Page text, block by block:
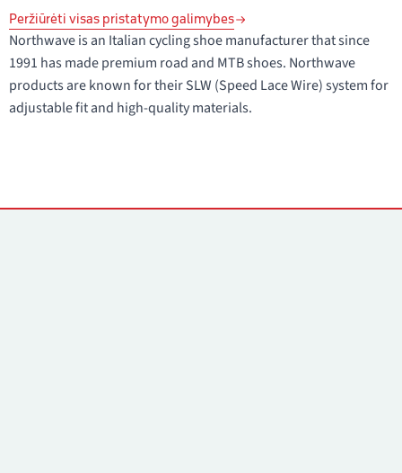
Peržiūrėti visas pristatymo galimybes
Northwave is an Italian cycling shoe manufacturer that since
1991 has made premium road and MTB shoes. Northwave
products are known for their SLW (Speed Lace Wire) system for
adjustable fit and high-quality materials.